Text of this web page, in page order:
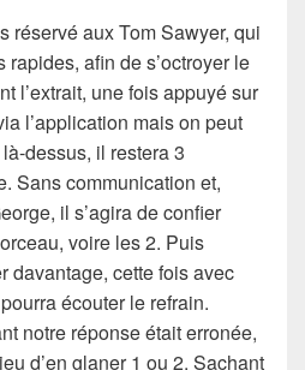
réservé aux Tom Sawyer, qui
afin de s’octroyer le
l’extrait, une fois appuyé sur
l’application mais on peut
dessus, il restera 3
Sans communication et,
il s’agira de confier
voire les 2. Puis
davantage, cette fois avec
écouter le refrain.
notre réponse était erronée,
d’en glaner 1 ou 2. Sachant